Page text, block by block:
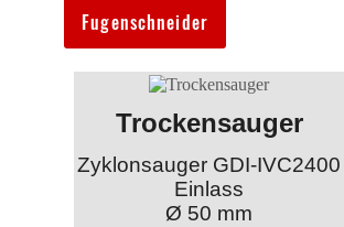
Fugenschneider
Trockensauger
Zyklonsauger GDI-IVC2400
Einlass
Ø 50 mm